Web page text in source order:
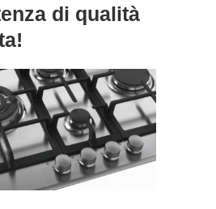
di qualità